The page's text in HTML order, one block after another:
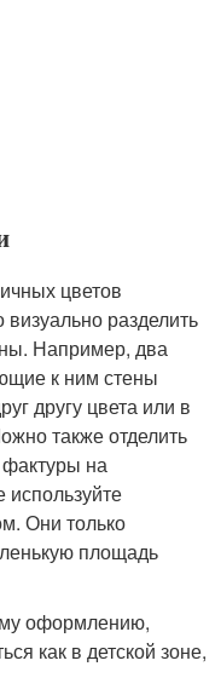
цветов
разделить
Например, два
к ним стены
другу цвета или в
также отделить
на
Они только
площадь
оформлению,
как в детской зоне,